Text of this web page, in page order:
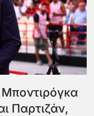
Παρτιζάν,